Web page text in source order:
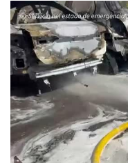
00:00 01:08